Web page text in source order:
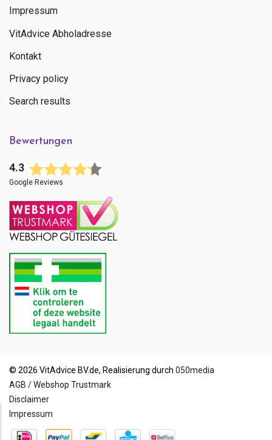
Impressum
VitAdvice Abholadresse
Kontakt
Privacy policy
Search results
Bewertungen
4.3
Google Reviews
© 2026 VitAdvice BV.de, Realisierung durch 050media
AGB / Webshop Trustmark
Disclaimer
Impressum